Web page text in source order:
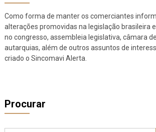
Como forma de manter os comerciantes
alterações promovidas na legislação brasileira
no congresso, assembleia legislativa, câmara
autarquias, além de outros assuntos de
criado o Sincomavi Alerta.
Procurar